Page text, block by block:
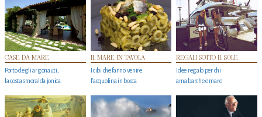
CASE DA MARE
Porto degli argonauti,
la costa smeralda jonica
IL MARE IN TAVOLA
I cibi che fanno venire
l’acquolina in bocca
REGALI SOTTO IL SOLE
Idee regalo per chi
ama barche e mare